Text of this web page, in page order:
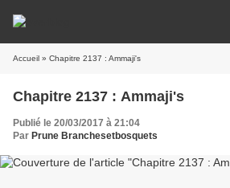
Accueil » Chapitre 2137 : Ammaji's
Chapitre 2137 : Ammaji's
Publié le 20/03/2017 à 21:04
Par Prune Branchesetbosquets